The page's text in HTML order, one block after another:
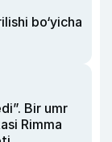
bo‘yicha
Bir umr
Rimma